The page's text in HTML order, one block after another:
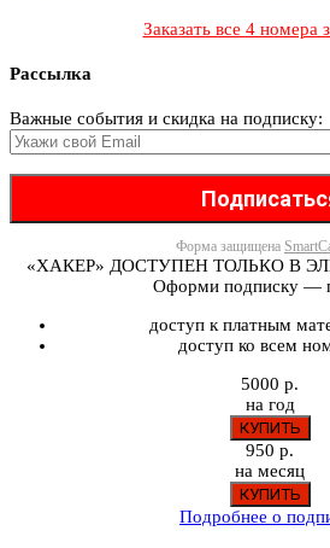
Заказать все 4 номера
Рассылка
Важные события и скидка на подписку:
Форма защищена
«ХАКЕР» ДОСТУПЕН ТОЛЬКО В
Оформи подписку —
доступ к платным
доступ ко всем
5000 р.
на год
950 р.
на месяц
Подробнее о